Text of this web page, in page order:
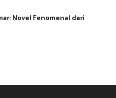
Novel Fenomenal dari